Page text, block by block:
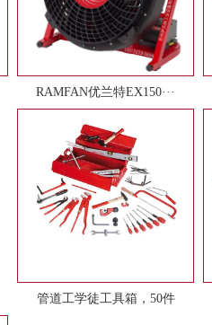
RAMFAN优兰特EX150···
管道工学徒工具箱，50件